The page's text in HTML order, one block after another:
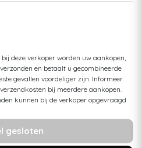
deze verkoper worden uw aankopen,
en betaalt u gecombineerde
gevallen voordeliger zijn. Informeer
bij meerdere aankopen.
kunnen bij de verkoper opgevraagd
gesloten